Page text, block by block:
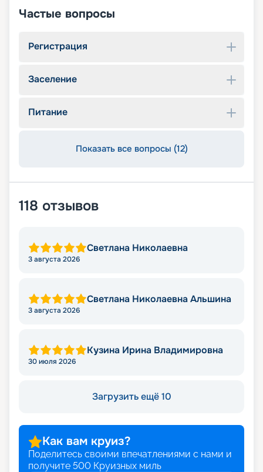
Частые вопросы
Регистрация
Заселение
Питание
Показать все вопросы (12)
118 отзывов
Светлана Николаевна
3 августа 2026
Светлана Николаевна Альшина
3 августа 2026
Кузина Ирина Владимировна
30 июля 2026
Загрузить ещё 10
Как вам круиз?
Поделитесь своими впечатлениями с нами и
получите 500 Круизных миль